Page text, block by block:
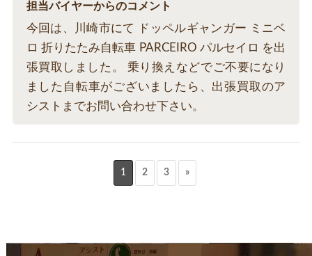
担当バイヤーからのコメント
今回は、川崎市にて ドッペルギャンガー ミニベ
ロ 折りたたみ自転車 PARCEIRO パルセイロ を出
張買取しました。 乗り換えなどでご不要になり
ました自転車がございましたら、出張買取のア
シストまでお問い合わせ下さい。
1 2 3 »